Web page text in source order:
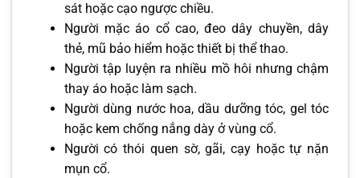
sát hoặc cạo ngược chiều.
Người mặc áo cổ cao, đeo dây chuyền, dây
thẻ, mũ bảo hiểm hoặc thiết bị thể thao.
Người tập luyện ra nhiều mồ hôi nhưng chậm
thay áo hoặc làm sạch.
Người dùng nước hoa, dầu dưỡng tóc, gel tóc
hoặc kem chống nắng dày ở vùng cổ.
Người có thói quen sờ, gãi, cạy hoặc tự nặn
mụn cổ.